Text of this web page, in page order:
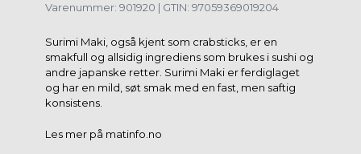
Varenummer: 901920 | GTIN: 97059369019204
Surimi Maki, også kjent som crabsticks, er en
smakfull og allsidig ingrediens som brukes i sushi og
andre japanske retter. Surimi Maki er ferdiglaget
og har en mild, søt smak med en fast, men saftig
konsistens.
Les mer på matinfo.no